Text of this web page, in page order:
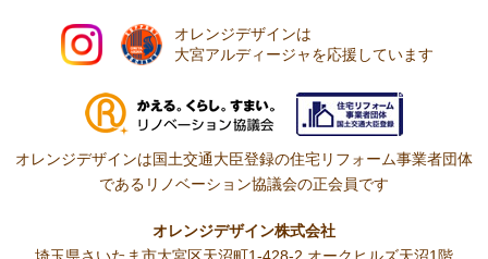
オレンジデザインは
大宮アルディージャを応援しています
オレンジデザインは国土交通大臣登録の住宅リフォーム事業者団体
である リノベーション協議会の正会員です
オレンジデザイン株式会社